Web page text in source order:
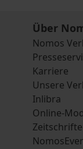
Über
Nomos
Karriere
Unsere
Inlibra
Online-